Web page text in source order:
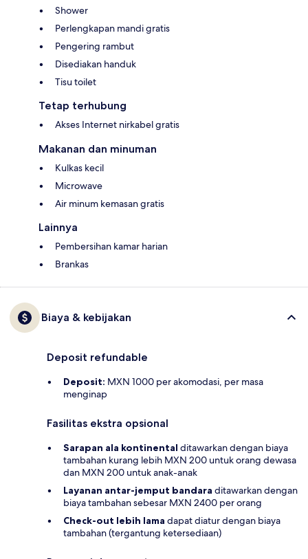
Shower
Perlengkapan mandi gratis
Pengering rambut
Disediakan handuk
Tisu toilet
Tetap terhubung
Akses Internet nirkabel gratis
Makanan dan minuman
Kulkas kecil
Microwave
Air minum kemasan gratis
Lainnya
Pembersihan kamar harian
Brankas
Biaya & kebijakan
Deposit refundable
Deposit: MXN 1000 per akomodasi, per masa
menginap
Fasilitas ekstra opsional
Sarapan ala kontinental ditawarkan dengan biaya
tambahan kurang lebih MXN 200 untuk orang dewasa
dan MXN 200 untuk anak-anak
Layanan antar-jemput bandara ditawarkan dengan
biaya tambahan sebesar MXN 2400 per orang
Check-out lebih lama dapat diatur dengan biaya
tambahan (tergantung ketersediaan)